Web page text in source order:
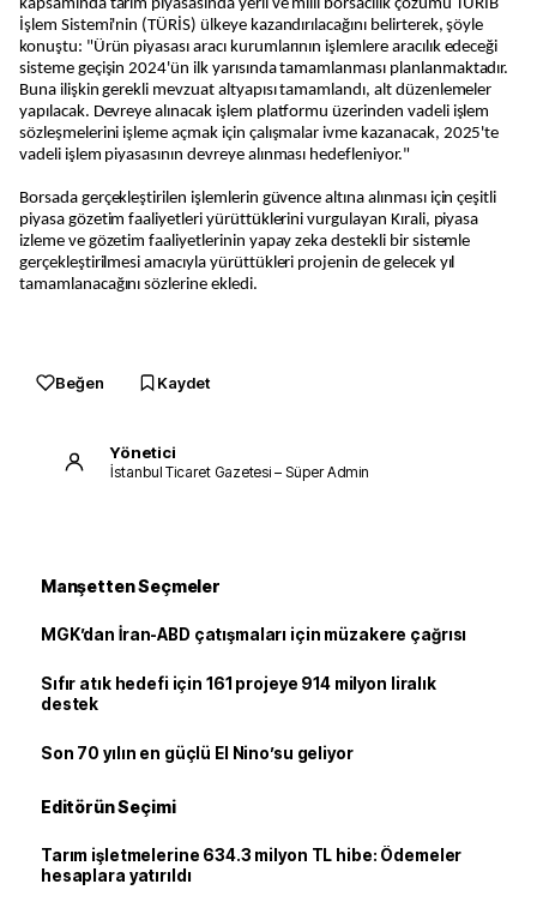
kapsamında tarım piyasasında yerli ve milli borsacılık çözümü TÜRİB
İşlem Sistemi'nin (TÜRİS) ülkeye kazandırılacağını belirterek, şöyle
konuştu: "Ürün piyasası aracı kurumlarının işlemlere aracılık edeceği
sisteme geçişin 2024'ün ilk yarısında tamamlanması planlanmaktadır.
Buna ilişkin gerekli mevzuat altyapısı tamamlandı, alt düzenlemeler
yapılacak. Devreye alınacak işlem platformu üzerinden vadeli işlem
sözleşmelerini işleme açmak için çalışmalar ivme kazanacak, 2025'te
vadeli işlem piyasasının devreye alınması hedefleniyor."
Borsada gerçekleştirilen işlemlerin güvence altına alınması için çeşitli
piyasa gözetim faaliyetleri yürüttüklerini vurgulayan Kırali, piyasa
izleme ve gözetim faaliyetlerinin yapay zeka destekli bir sistemle
gerçekleştirilmesi amacıyla yürüttükleri projenin de gelecek yıl
tamamlanacağını sözlerine ekledi.
Beğen Kaydet
Yönetici
İstanbul Ticaret Gazetesi – Süper Admin
Manşetten Seçmeler
MGK’dan İran-ABD çatışmaları için müzakere çağrısı
Sıfır atık hedefi için 161 projeye 914 milyon liralık
destek
Son 70 yılın en güçlü El Nino’su geliyor
Editörün Seçimi
Tarım işletmelerine 634.3 milyon TL hibe: Ödemeler
hesaplara yatırıldı